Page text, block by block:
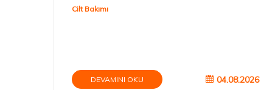
Cilt Bakımı
DEVAMINI OKU 04.08.2026